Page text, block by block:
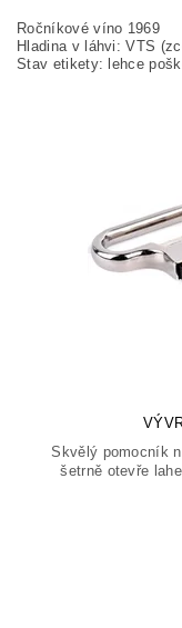
Ročníkové víno 1969
Hladina v láhvi: VTS
Stav etikety: lehce
Skvělý pomocník
šetrně otevře